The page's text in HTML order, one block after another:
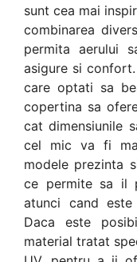
sunt cea mai
combinarea
permita aerului
asigure si
care optati sa
copertina sa
cat dimensiunile
cel mic va fi
modele prezinta
ce permite sa il
atunci cand
Daca este
material tratat